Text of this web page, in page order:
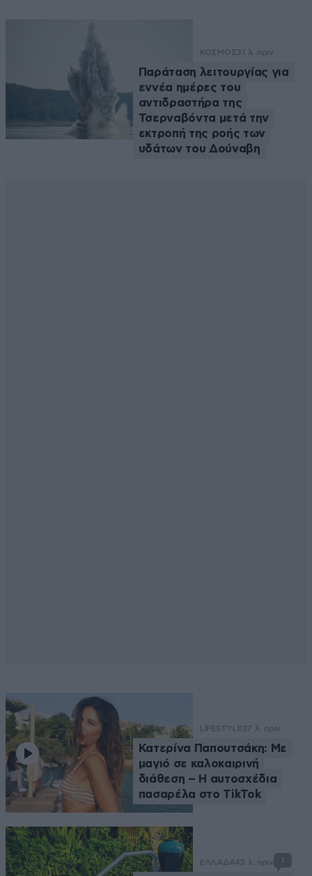
ΚΟΣΜΟΣ31 λ. πριν
Παράταση λειτουργίας για
εννέα ημέρες του
αντιδραστήρα της
Τσερναβόντα μετά την
εκτροπή της ροής των
υδάτων του Δούναβη
LIFESTYLE37 λ. πριν
Κατερίνα Παπουτσάκη: Με
μαγιό σε καλοκαιρινή
διάθεση – Η αυτοσχέδια
πασαρέλα στο TikTok
ΕΛΛΑΔΑ43 λ. πριν 1